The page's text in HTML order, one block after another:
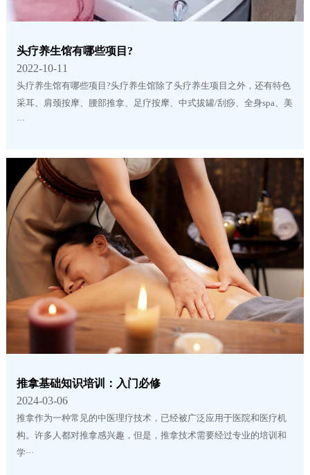
头疗养生馆有哪些项目?
2022-10-11
头疗养生馆有哪些项目?头疗养生馆除了头疗养生项目之外，还有特色
采耳、肩颈按摩、腰部推拿、足疗按摩、中式拔罐/刮痧、全身spa、美
···
推拿基础知识培训：入门必修
2024-03-06
推拿作为一种常见的中医理疗技术，已经被广泛应用于医院和医疗机
构。许多人都对推拿感兴趣，但是，推拿技术需要经过专业的培训和
学···